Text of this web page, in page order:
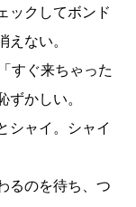
ックしてボンド
ない。
すぐ来ちゃった
かしい。
シャイ。シャイ
るのを待ち、つ